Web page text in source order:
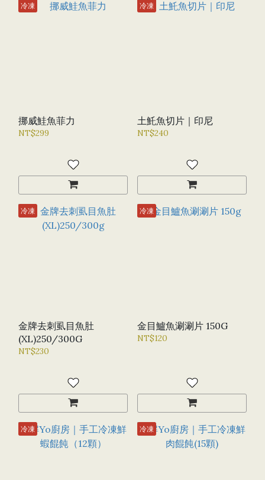
冷凍
挪威鮭魚菲力
NT$299
冷凍
土魠魚切片｜印尼
NT$240
冷凍
金牌去刺虱目魚肚
(XL)250/300G
NT$230
冷凍
金目鱸魚涮涮片 150G
NT$120
冷凍 冷凍